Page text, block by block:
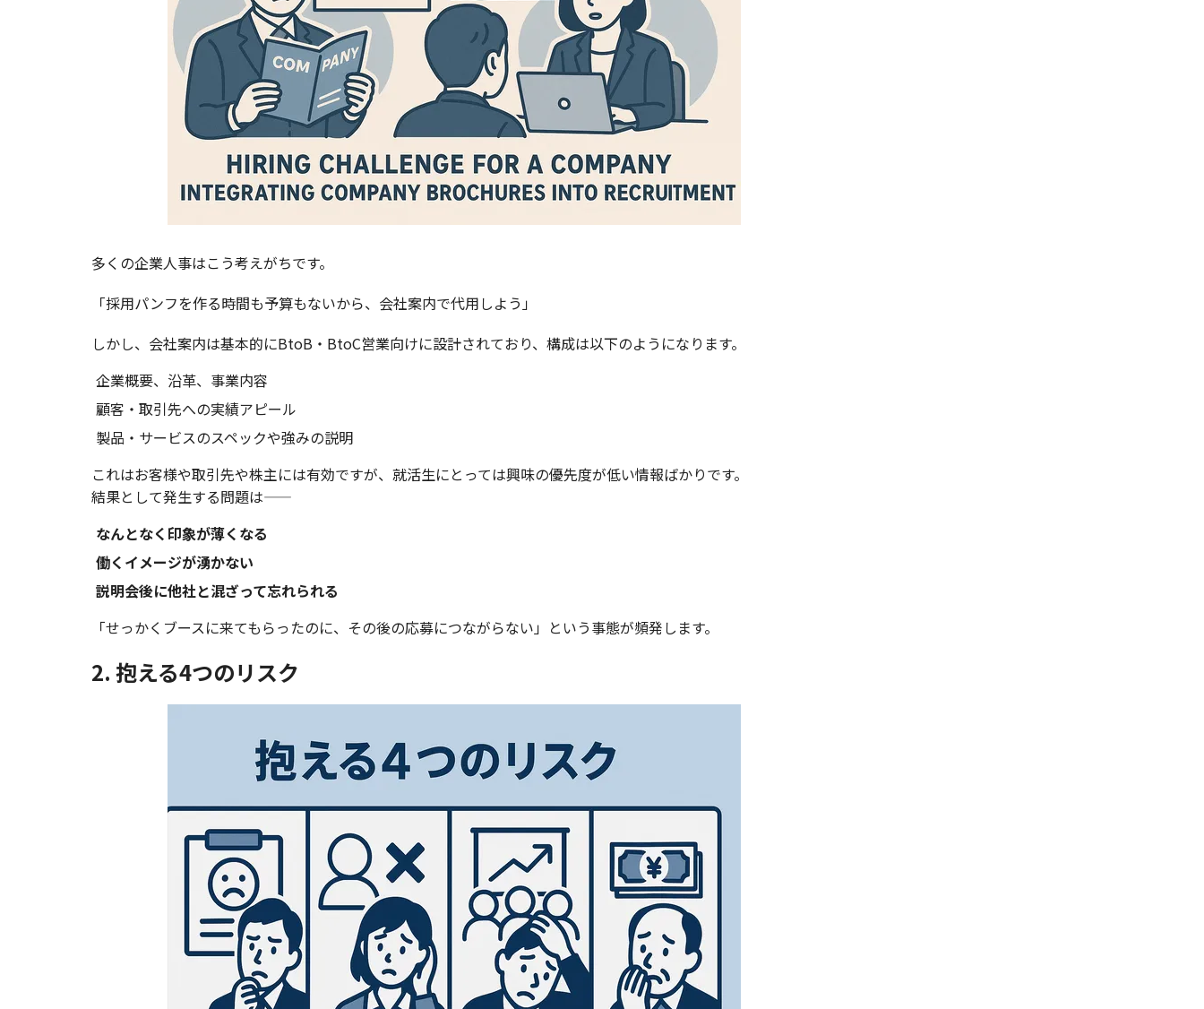
多くの企業人事はこう考えがちです。
「採用パンフを作る時間も予算もないから、会社案内で代用しよう」
しかし、会社案内は基本的にBtoB・BtoC営業向けに設計されており、構成は以下のようになります。
企業概要、沿革、事業内容
顧客・取引先への実績アピール
製品・サービスのスペックや強みの説明
これはお客様や取引先や株主には有効ですが、就活生にとっては興味の優先度が低い情報ばかりです。
結果として発生する問題は――
なんとなく印象が薄くなる
働くイメージが湧かない
説明会後に他社と混ざって忘れられる
「せっかくブースに来てもらったのに、その後の応募につながらない」という事態が頻発します。
2. 抱える4つのリスク